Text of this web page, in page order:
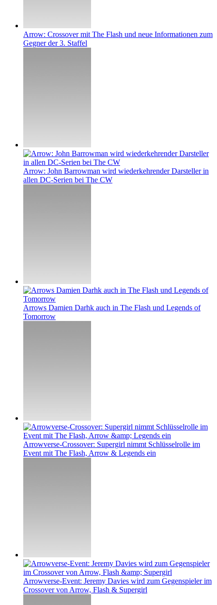
Arrow: Crossover mit The Flash und neue Informationen zum
Gegner der 3. Staffel
Arrow: John Barrowman wird wiederkehrender Darsteller in
allen DC-Serien bei The CW
Arrows Damien Darhk auch in The Flash und Legends of
Tomorrow
Arrowverse-Crossover: Supergirl nimmt Schlüsselrolle im
Event mit The Flash, Arrow & Legends ein
Arrowverse-Event: Jeremy Davies wird zum Gegenspieler im
Crossover von Arrow, Flash & Supergirl